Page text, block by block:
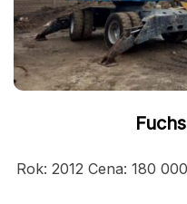
Rok: 2012 Cena: 180